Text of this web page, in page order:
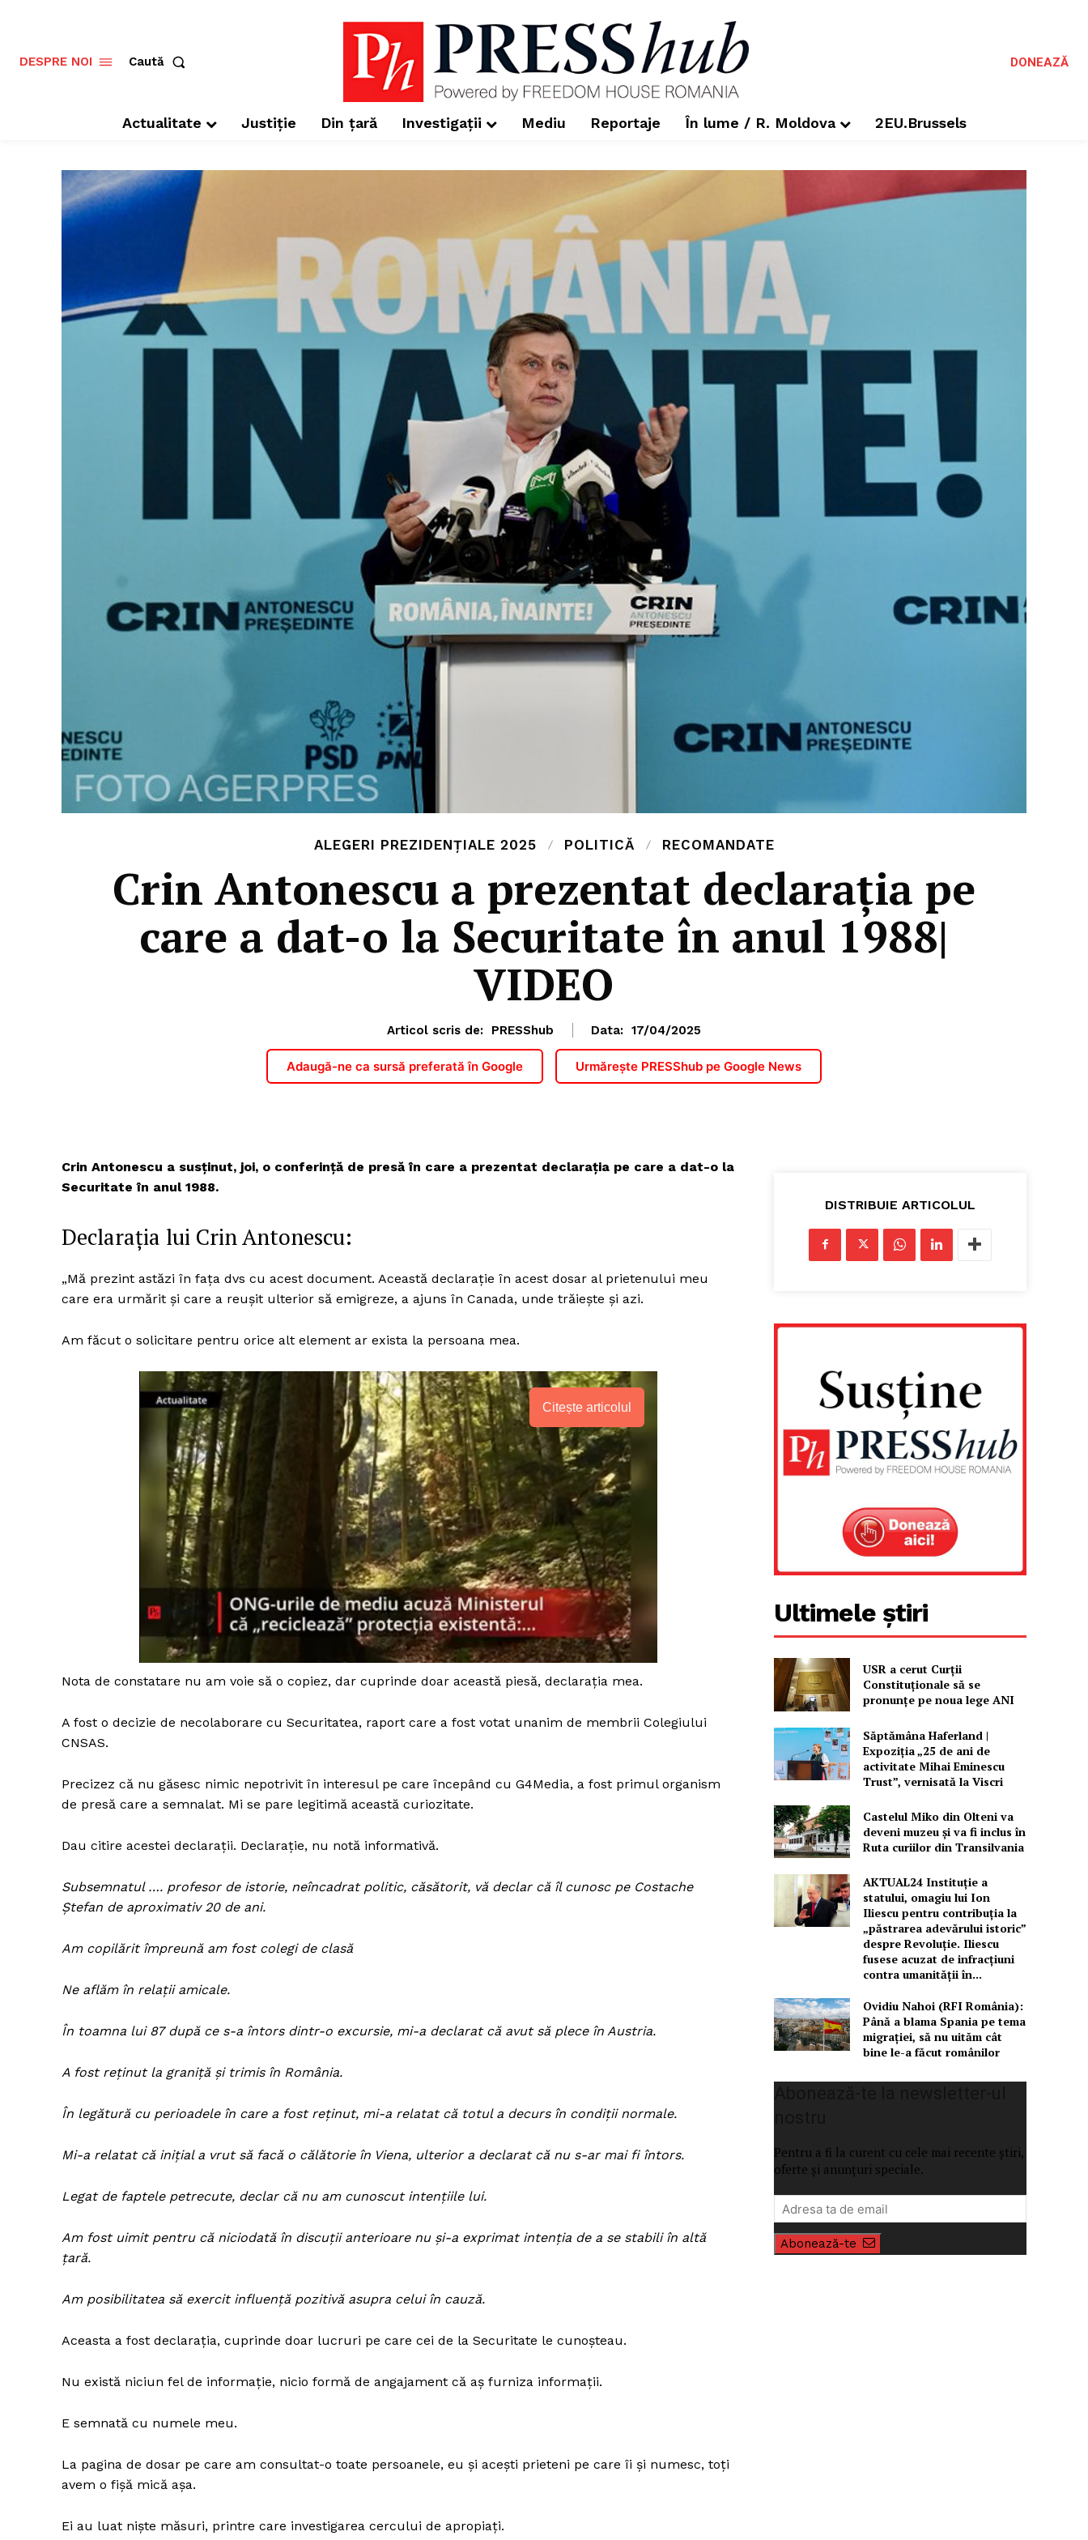
Un proiect
DESPRE NOI Caută DONEAZĂ
Actualitate Justiție Din țară Investigații Mediu Reportaje În lume / R. Moldova 2EU.Brussels
ALEGERI PREZIDENȚIALE 2025 POLITICĂ RECOMANDATE
Crin Antonescu a prezentat declarația pe
care a dat-o la Securitate în anul 1988|
VIDEO
Articol scris de: PRESShub Data: 17/04/2025
Adaugă-ne ca sursă preferată în Google Urmărește PRESShub pe Google News
Crin Antonescu a susținut, joi, o conferință de presă în care a prezentat declarația pe care a dat-o la
Securitate în anul 1988.
Declarația lui Crin Antonescu:
„Mă prezint astăzi în fața dvs cu acest document. Această declarație în acest dosar al prietenului meu
care era urmărit și care a reușit ulterior să emigreze, a ajuns în Canada, unde trăiește și azi.
Am făcut o solicitare pentru orice alt element ar exista la persoana mea.
Citește articolul
Nota de constatare nu am voie să o copiez, dar cuprinde doar această piesă, declarația mea.
A fost o decizie de necolaborare cu Securitatea, raport care a fost votat unanim de membrii Colegiului
CNSAS.
Precizez că nu găsesc nimic nepotrivit în interesul pe care începând cu G4Media, a fost primul organism
de presă care a semnalat. Mi se pare legitimă această curiozitate.
Dau citire acestei declarații. Declarație, nu notă informativă.
Subsemnatul …. profesor de istorie, neîncadrat politic, căsătorit, vă declar că îl cunosc pe Costache
Ștefan de aproximativ 20 de ani.
Am copilărit împreună am fost colegi de clasă
Ne aflăm în relații amicale.
În toamna lui 87 după ce s-a întors dintr-o excursie, mi-a declarat că avut să plece în Austria.
A fost reținut la graniță și trimis în România.
În legătură cu perioadele în care a fost reținut, mi-a relatat că totul a decurs în condiții normale.
Mi-a relatat că inițial a vrut să facă o călătorie în Viena, ulterior a declarat că nu s-ar mai fi întors.
Legat de faptele petrecute, declar că nu am cunoscut intențiile lui.
Am fost uimit pentru că niciodată în discuții anterioare nu și-a exprimat intenția de a se stabili în altă
țară.
Am posibilitatea să exercit influență pozitivă asupra celui în cauză.
Aceasta a fost declarația, cuprinde doar lucruri pe care cei de la Securitate le cunoșteau.
Nu există niciun fel de informație, nicio formă de angajament că aș furniza informații.
E semnată cu numele meu.
La pagina de dosar pe care am consultat-o toate persoanele, eu și acești prieteni pe care îi și numesc, toți
avem o fișă mică așa.
Ei au luat niște măsuri, printre care investigarea cercului de apropiați.
DISTRIBUIE ARTICOLUL
Ultimele știri
USR a cerut Curții
Constituționale să se
pronunțe pe noua lege ANI
Săptămâna Haferland |
Expoziţia „25 de ani de
activitate Mihai Eminescu
Trust”, vernisată la Viscri
Castelul Miko din Olteni va
deveni muzeu şi va fi inclus în
Ruta curiilor din Transilvania
AKTUAL24 Instituție a
statului, omagiu lui Ion
Iliescu pentru contribuția la
„păstrarea adevărului istoric”
despre Revoluție. Iliescu
fusese acuzat de infracțiuni
contra umanității în...
Ovidiu Nahoi (RFI România):
Până a blama Spania pe tema
migrației, să nu uităm cât
bine le-a făcut românilor
Pentru a fi la curent cu cele mai recente știri,
oferte și anunțuri speciale.
Abonează-te